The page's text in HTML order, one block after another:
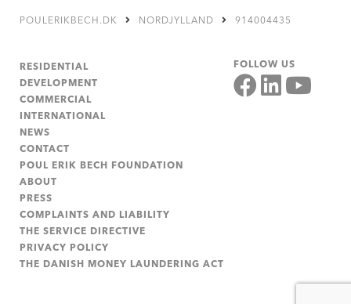
POULERIKBECH.DK NORDJYLLAND 914004435
RESIDENTIAL
DEVELOPMENT
COMMERCIAL
INTERNATIONAL
NEWS
CONTACT
POUL ERIK BECH FOUNDATION
ABOUT
PRESS
COMPLAINTS AND LIABILITY
THE SERVICE DIRECTIVE
PRIVACY POLICY
THE DANISH MONEY LAUNDERING ACT
FOLLOW US